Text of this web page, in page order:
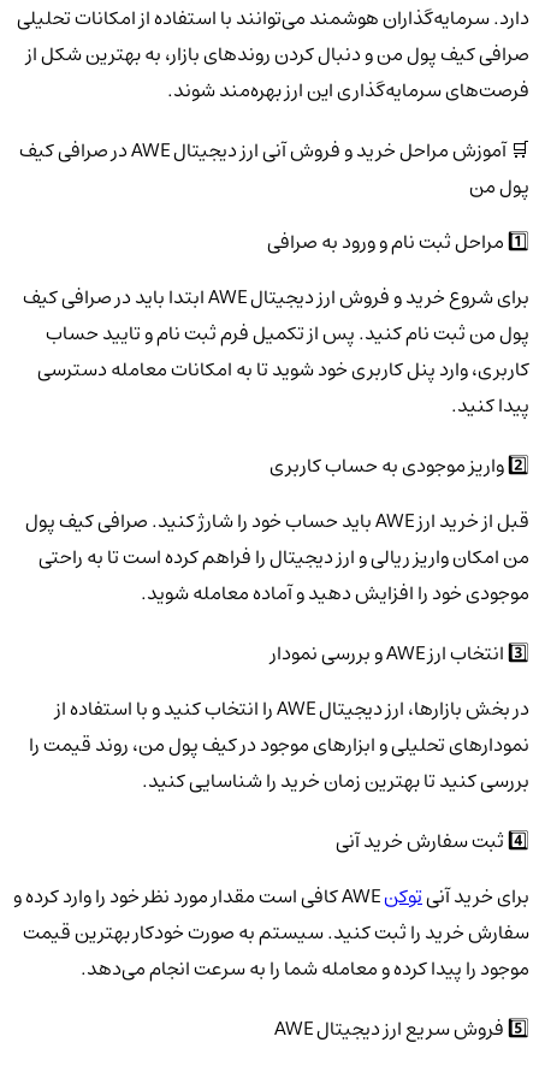
دارد. سرمایه‌گذاران هوشمند می‌توانند با استفاده از امکانات تحلیلی
صرافی کیف پول من و دنبال کردن روندهای بازار، به بهترین شکل از
فرصت‌های سرمایه‌گذاری این ارز بهره‌مند شوند.
🛒 آموزش مراحل خرید و فروش آنی ارز دیجیتال AWE در صرافی کیف
پول من
1️⃣ مراحل ثبت نام و ورود به صرافی
برای شروع خرید و فروش ارز دیجیتال AWE ابتدا باید در صرافی کیف
پول من ثبت نام کنید. پس از تکمیل فرم ثبت نام و تایید حساب
کاربری، وارد پنل کاربری خود شوید تا به امکانات معامله دسترسی
پیدا کنید.
2️⃣ واریز موجودی به حساب کاربری
قبل از خرید ارز AWE باید حساب خود را شارژ کنید. صرافی کیف پول
من امکان واریز ریالی و ارز دیجیتال را فراهم کرده است تا به راحتی
موجودی خود را افزایش دهید و آماده معامله شوید.
3️⃣ انتخاب ارز AWE و بررسی نمودار
در بخش بازارها، ارز دیجیتال AWE را انتخاب کنید و با استفاده از
نمودارهای تحلیلی و ابزارهای موجود در کیف پول من، روند قیمت را
بررسی کنید تا بهترین زمان خرید را شناسایی کنید.
4️⃣ ثبت سفارش خرید آنی
برای خرید آنیتوکن
AWE کافی است مقدار مورد نظر خود را وارد کرده و
سفارش خرید را ثبت کنید. سیستم به صورت خودکار بهترین قیمت
موجود را پیدا کرده و معامله شما را به سرعت انجام می‌دهد.
5️⃣ فروش سریع ارز دیجیتال AWE